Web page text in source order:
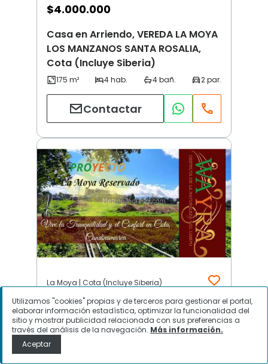
$4.000.000
Casa en Arriendo, VEREDA LA MOYA
LOS MANZANOS SANTA ROSALIA,
Cota (Incluye Siberia)
Contactar
La Moya | Cota (Incluye Siberia)
$304.500.000
Lote en Venta, La Moya, Cota
Utilizamos "cookies" propias y de terceros para gestionar el portal,
elaborar información estadística, optimizar la funcionalidad del
sitio y mostrar publicidad relacionada con sus preferencias a
través del análisis de la navegación. Más información.
Aceptar